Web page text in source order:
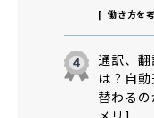
働き方を
通訳、
は？自
替わる